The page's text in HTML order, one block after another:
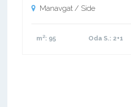
Manavgat / Side
m²: 95 Oda S.: 2+1